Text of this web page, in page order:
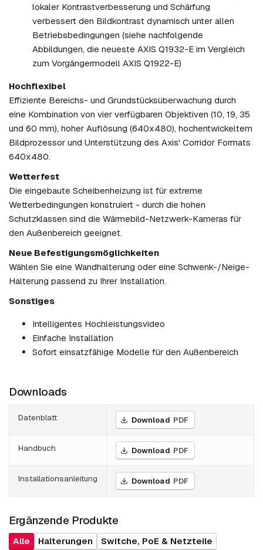
lokaler Kontrastverbesserung und Schärfung
verbessert den Bildkontrast dynamisch unter allen
Betriebsbedingungen (siehe nachfolgende
Abbildungen, die neueste AXIS Q1932-E im Vergleich
zum Vorgängermodell AXIS Q1922-E)
Hochflexibel
Effiziente Bereichs- und Grundstücksüberwachung durch
eine Kombination von vier verfügbaren Objektiven (10, 19, 35
und 60 mm), hoher Auflösung (640x480), hochentwickeltem
Bildprozessor und Unterstützung des Axis' Corridor Formats
640x480.
Wetterfest
Die eingebaute Scheibenheizung ist für extreme
Wetterbedingungen konstruiert - durch die hohen
Schutzklassen sind die Wärmebild-Netzwerk-Kameras für
den Außenbereich geeignet.
Neue Befestigungsmöglichkeiten
Wählen Sie eine Wandhalterung oder eine Schwenk-/Neige-
Halterung passend zu Ihrer Installation.
Sonstiges
Intelligentes Hochleistungsvideo
Einfache Installation
Sofort einsatzfähige Modelle für den Außenbereich
Downloads
Datenblatt Download PDF
Handbuch Download PDF
Installationsanleitung Download PDF
Ergänzende Produkte
Alle Halterungen Switche, PoE & Netzteile